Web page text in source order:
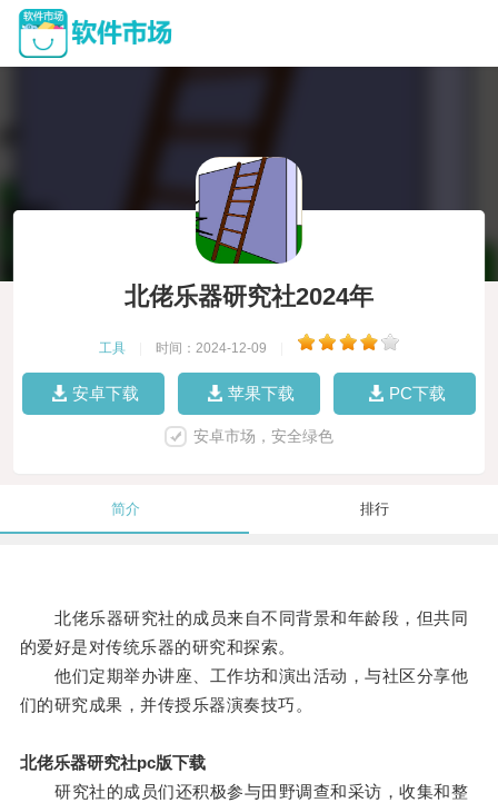
北佬乐器研究社2024年
工具 时间：2024-12-09
安卓下载 苹果下载 PC下载
安卓市场，安全绿色
简介 排行
北佬乐器研究社的成员来自不同背景和年龄段，但共同
的爱好是对传统乐器的研究和探索。
他们定期举办讲座、工作坊和演出活动，与社区分享他
们的研究成果，并传授乐器演奏技巧。
北佬乐器研究社pc版下载
研究社的成员们还积极参与田野调查和采访，收集和整